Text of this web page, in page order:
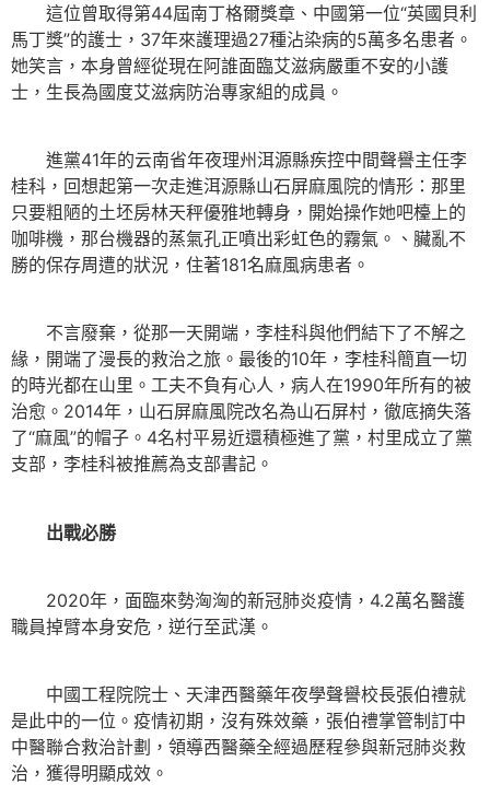
這位曾取得第44屆南丁格爾獎章、中國第一位“英國貝利
馬丁獎”的護士，37年來護理過27種沾染病的5萬多名患者。
她笑言，本身曾經從現在阿誰面臨艾滋病嚴重不安的小護
士，生長為國度艾滋病防治專家組的成員。
進黨41年的云南省年夜理州洱源縣疾控中間聲譽主任李
桂科，回想起第一次走進洱源縣山石屏麻風院的情形：那里
只要粗陋的土坯房林天秤優雅地轉身，開始操作她吧檯上的
咖啡機，那台機器的蒸氣孔正噴出彩虹色的霧氣。、臟亂不
勝的保存周遭的狀況，住著181名麻風病患者。
不言廢棄，從那一天開端，李桂科與他們結下了不解之
緣，開端了漫長的救治之旅。最後的10年，李桂科簡直一切
的時光都在山里。工夫不負有心人，病人在1990年所有的被
治愈。2014年，山石屏麻風院改名為山石屏村，徹底摘失落
了“麻風”的帽子。4名村平易近還積極進了黨，村里成立了黨
支部，李桂科被推薦為支部書記。
出戰必勝
2020年，面臨來勢洶洶的新冠肺炎疫情，4.2萬名醫護
職員掉臂本身安危，逆行至武漢。
中國工程院院士、天津西醫藥年夜學聲譽校長張伯禮就
是此中的一位。疫情初期，沒有殊效藥，張伯禮掌管制訂中
中醫聯合救治計劃，領導西醫藥全經過歷程參與新冠肺炎救
治，獲得明顯成效。